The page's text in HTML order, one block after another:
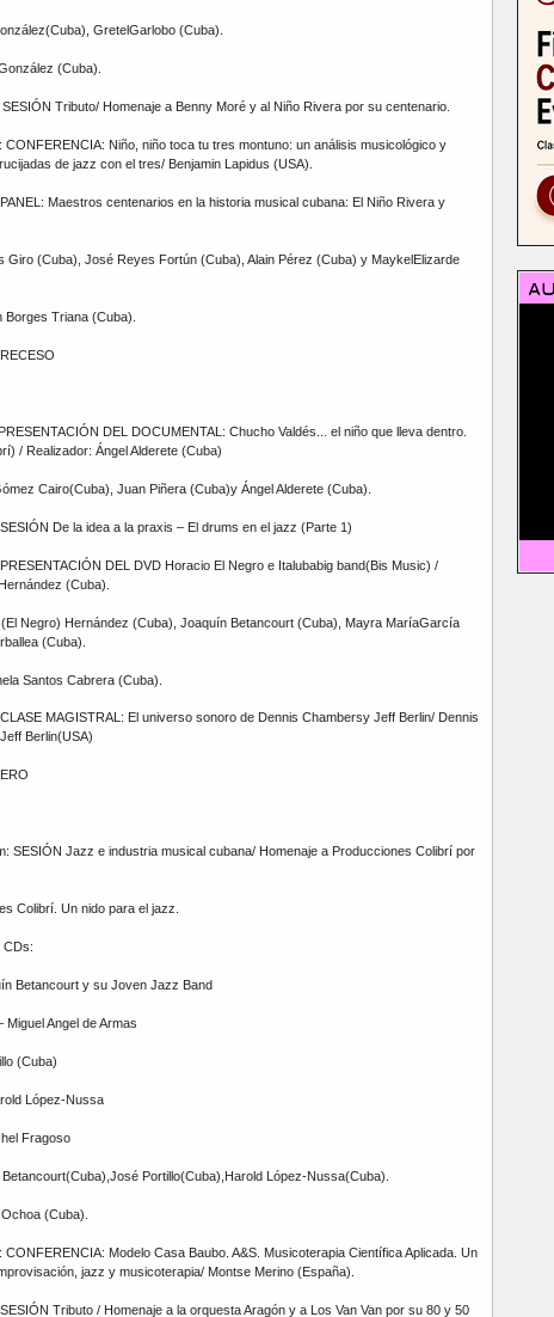
GretelGarlobo (Cuba).
(Cuba).
Tributo/ Homenaje a Benny Moré y al Niño Rivera por su centenario.
CONFERENCIA: Niño, niño toca tu tres montuno: un análisis musicológico y
de jazz con el tres/ Benjamin Lapidus (USA).
Maestros centenarios en la historia musical cubana: El Niño Rivera y
Giro (Cuba), José Reyes Fortún (Cuba), Alain Pérez (Cuba) y MaykelElizarde
Triana (Cuba).
DEL DOCUMENTAL: Chucho Valdés... el niño que lleva dentro.
/ Realizador: Ángel Alderete (Cuba)
Cairo(Cuba), Juan Piñera (Cuba)y Ángel Alderete (Cuba).
De la idea a la praxis – El drums en el jazz (Parte 1)
DEL DVD Horacio El Negro e Italubabig band(Bis Music) /
(Cuba).
Negro) Hernández (Cuba), Joaquín Betancourt (Cuba), Mayra MaríaGarcía
(Cuba).
Santos Cabrera (Cuba).
MAGISTRAL: El universo sonoro de Dennis Chambersy Jeff Berlin/ Dennis
Berlin(USA)
SESIÓN Jazz e industria musical cubana/ Homenaje a Producciones Colibrí por
Colibrí. Un nido para el jazz.
CDs:
Betancourt y su Joven Jazz Band
Miguel Angel de Armas
(Cuba)
López-Nussa
Fragoso
Portillo(Cuba),Harold López-Nussa(Cuba).
(Cuba).
CONFERENCIA: Modelo Casa Baubo. A&S. Musicoterapia Científica Aplicada. Un
jazz y musicoterapia/ Montse Merino (España).
Tributo / Homenaje a la orquesta Aragón y a Los Van Van por su 80 y 50